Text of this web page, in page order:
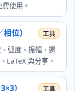
使用。
位）
弧度、振幅、週
LaTeX 與分享。
）